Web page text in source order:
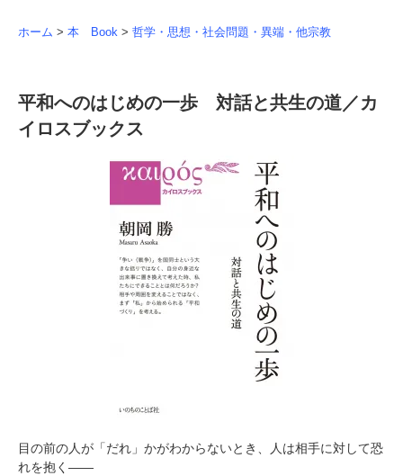
ホーム > 本 Book > 哲学・思想・社会問題・異端・他宗教
平和へのはじめの一歩 対話と共生の道／カ
イロスブックス
目の前の人が「だれ」かがわからないとき、人は相手に対して恐
れを抱く――